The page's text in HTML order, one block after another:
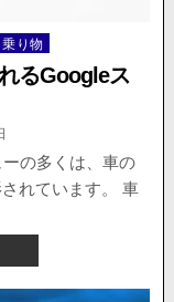
乗り物
るGoogleス
の多くは、車の
れています。 車